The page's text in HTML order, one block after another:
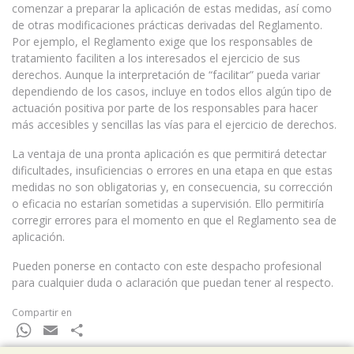
comenzar a preparar la aplicación de estas medidas, así como
de otras modificaciones prácticas derivadas del Reglamento.
Por ejemplo, el Reglamento exige que los responsables de
tratamiento faciliten a los interesados el ejercicio de sus
derechos. Aunque la interpretación de “facilitar” pueda variar
dependiendo de los casos, incluye en todos ellos algún tipo de
actuación positiva por parte de los responsables para hacer
más accesibles y sencillas las vías para el ejercicio de derechos.
La ventaja de una pronta aplicación es que permitirá detectar
dificultades, insuficiencias o errores en una etapa en que estas
medidas no son obligatorias y, en consecuencia, su corrección
o eficacia no estarían sometidas a supervisión. Ello permitiría
corregir errores para el momento en que el Reglamento sea de
aplicación.
Pueden ponerse en contacto con este despacho profesional
para cualquier duda o aclaración que puedan tener al respecto.
Compartir en
WhatsApp
Email